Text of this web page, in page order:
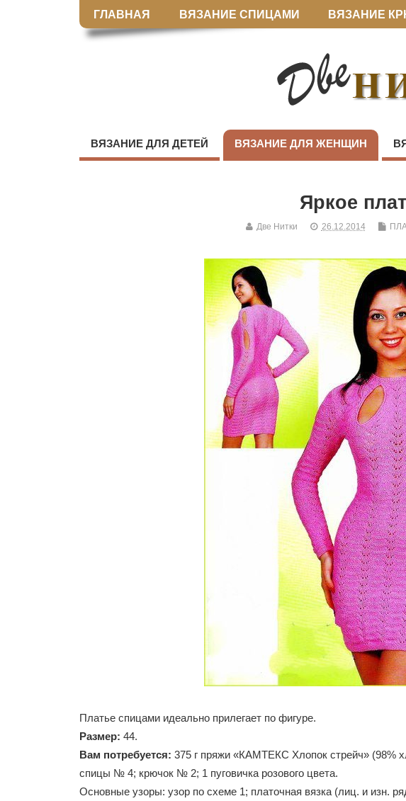
ГЛАВНАЯ ВЯЗАНИЕ СПИЦАМИ ВЯЗАНИЕ
ВЯЗАНИЕ ДЛЯ ДЕТЕЙ ВЯЗАНИЕ ДЛЯ ЖЕНЩИН
Яркое
Две Нитки 26.12.2014
Платье спицами идеально прилегает по фигуре.
Размер: 44.
Вам потребуется: 375 г пряжи «КАМТЕКС Хлопок стрейч» (98%
спицы № 4; крючок № 2; 1 пуговичка розового цвета.
Основные узоры: узор по схеме 1; платочная вязка (лиц. и изн.